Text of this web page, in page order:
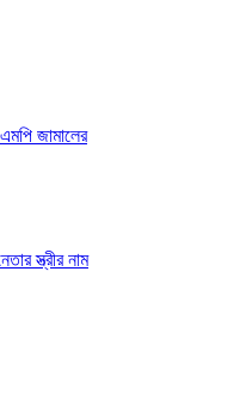
জামালের
স্ত্রীর নাম